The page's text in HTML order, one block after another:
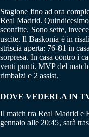
Stagione fino ad ora
Real Madrid.
sconfitte. Sono sette,
uscite. Il Baskonia è in
striscia aperta: 76-81 in
sorpresa. In casa contro i
venti punti. MVP del
rimbalzi e 2 assist.
DOVE VEDERLA IN
Il match tra Real Madrid e
gennaio alle 20:45, sarà